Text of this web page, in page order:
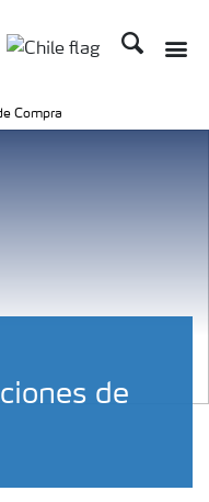
Buscar
de
Compra